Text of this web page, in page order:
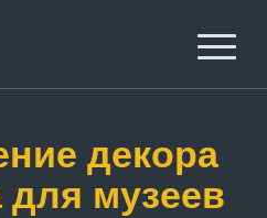
декора
для музеев